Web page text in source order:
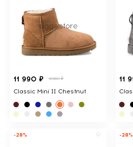
11 990 ₽ 16560 ₽
Classic Mini II Chestnut
11
-28% -28%